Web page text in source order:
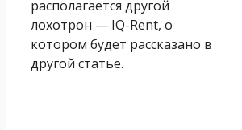
располагается другой
лохотрон — IQ-Rent, о
котором будет рассказано в
другой статье.